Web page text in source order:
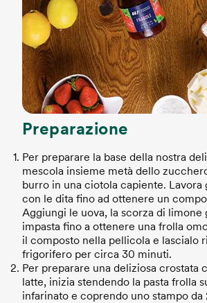
Preparazione
Per preparare la base della nostra
mescola insieme metà dello
burro in una ciotola capiente. Lavora
con le dita fino ad ottenere un
Aggiungi le uova, la scorza di limone
impasta fino a ottenere una frolla
il composto nella pellicola e lascialo
frigorifero per circa 30 minuti.
Per preparare una deliziosa crostata
latte, inizia stendendo la pasta frolla
infarinato e coprendo uno stampo da